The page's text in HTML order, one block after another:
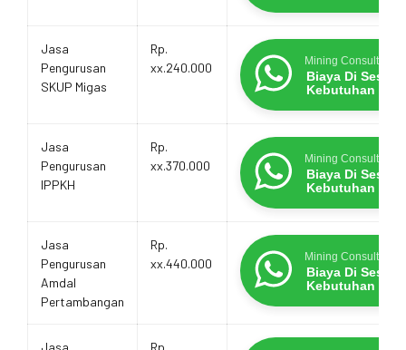
Jasa
Pengurusan
SKUP Migas
Rp.
xx.240.000
Mining Consultants
Biaya Di
Kebutuhan
Jasa
Pengurusan
IPPKH
Rp.
xx.370.000
Mining Consultants
Biaya Di
Kebutuhan
Jasa
Pengurusan
Amdal
Pertambangan
Rp.
xx.440.000
Mining Consultants
Biaya Di
Kebutuhan
Jasa Rp.